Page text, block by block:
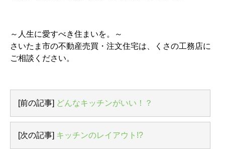
～人生に愛すべき住まいを。～
さいたま市の不動産売買・注文住宅は、くさの工務店に
ご相談ください。
[前の記事] どんなキッチンがいい！？
[次の記事] キッチンのレイアウト!?